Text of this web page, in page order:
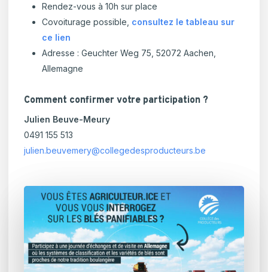
Rendez-vous à 10h sur place
Covoiturage possible, consultez le tableau sur
ce lien
Adresse : Geuchter Weg 75, 52072 Aachen,
Allemagne
Comment confirmer votre participation ?
Julien Beuve-Meury
0491 155 513
julien.beuvemery@collegedesproducteurs.be